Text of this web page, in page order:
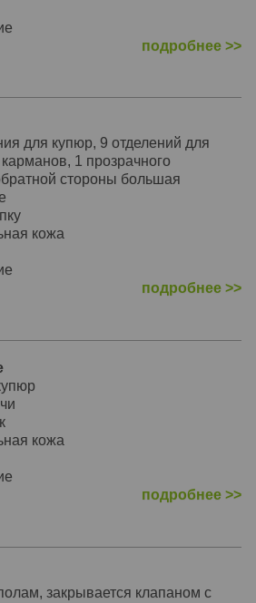
подробнее >>
для купюр, 9 отделений для
1 прозрачного
стороны большая
кожа
подробнее >>
кожа
подробнее >>
закрывается клапаном с